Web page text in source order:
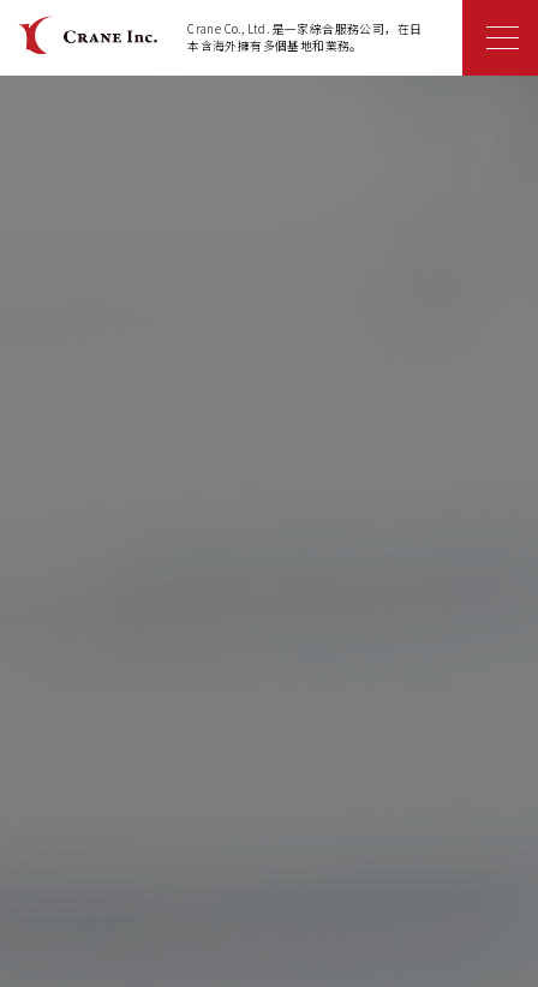
Crane Co., Ltd. 是一家綜合服務公司，在日
本含海外擁有多個基地和業務。